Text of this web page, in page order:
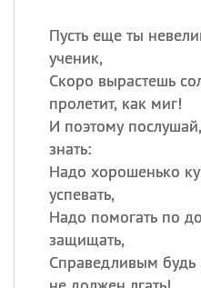
Пусть еще ты
ученик,
Скоро вырастешь
пролетит, как миг!
И поэтому
знать:
Надо хорошенько
успевать,
Надо помогать по
защищать,
Справедливым будь